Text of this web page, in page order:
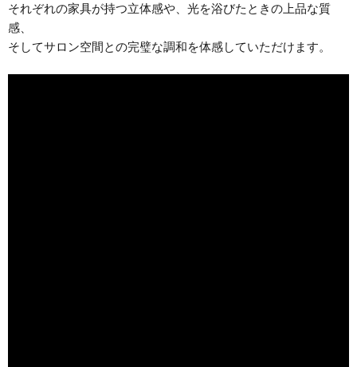
それぞれの家具が持つ立体感や、光を浴びたときの上品な質
感、
そしてサロン空間との完璧な調和を体感していただけます。